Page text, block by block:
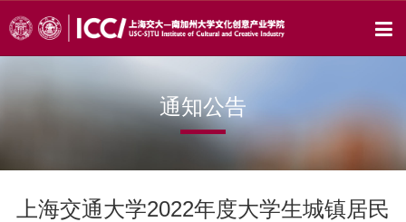
通知公告
上海交通大学2022年度大学生城镇居民